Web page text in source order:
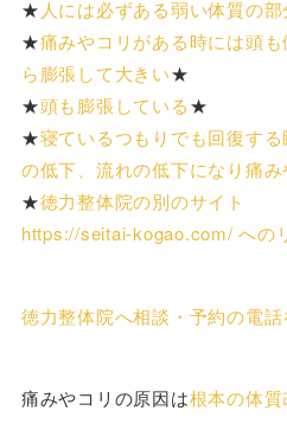
★ 人には必ずある弱い体質の
★痛みやコリがある時には頭
ら膨張して大きい★
★頭も膨張している★
★寝ているつもりでも回復す
の低下、流れの低下になり痛み
★徳力整体院の別のサイト
https://seitai-kogao.com/ への
徳力整体院へ相談・予約の電話
痛みやコリの原因は根本の体質